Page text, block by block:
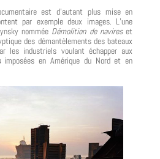
est d’autant plus mise en
par exemple deux images. L’une
nommée Démolition de navireset
des démantèlements des bateaux
les industriels voulant échapper aux
imposées en Amérique du Nord et en